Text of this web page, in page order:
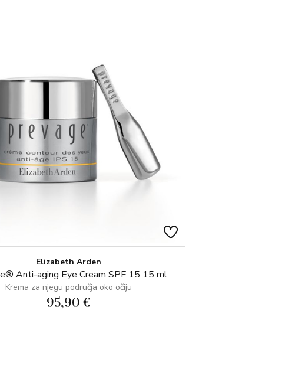
Elizabeth Arden
Anti-aging Eye Cream SPF 15 15 ml
Krema za njegu područja oko očiju
95,90 €